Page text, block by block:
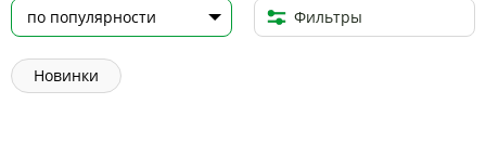
Фильтры
Новинки